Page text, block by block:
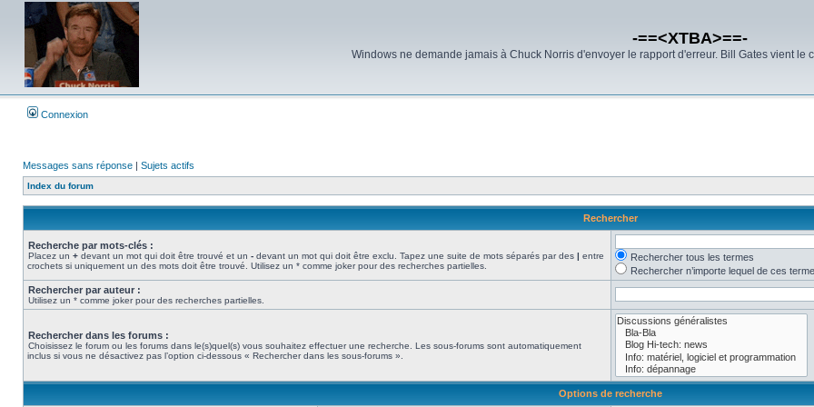
-==<XTBA>==-
Windows ne demande jamais à Chuck Norris d'envoyer le rapport d'erreur. Bill Gates vient le
Connexion
Messages sans réponse | Sujets actifs
Index du forum
Rechercher
Recherche par mots-clés :
Placez un + devant un mot qui doit être trouvé et un - devant un mot qui doit être exclu. Tapez une suite de mots séparés par des | entre
crochets si uniquement un des mots doit être trouvé. Utilisez un * comme joker pour des recherches partielles.
Rechercher tous les termes
Rechercher n’importe lequel de ces
Rechercher par auteur :
Utilisez un * comme joker pour des recherches partielles.
Rechercher dans les forums :
Choisissez le forum ou les forums dans le(s)quel(s) vous souhaitez effectuer une recherche. Les sous-forums sont automatiquement
inclus si vous ne désactivez pas l’option ci-dessous « Rechercher dans les sous-forums ».
Options de recherche